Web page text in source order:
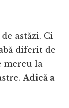
astăzi. Ci
diferit de
mereu la
Adică a